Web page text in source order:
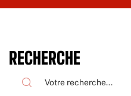
RECHERCHE